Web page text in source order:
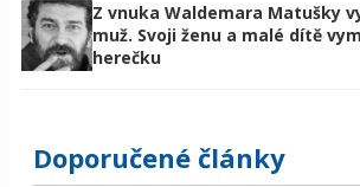
Z vnuka Waldemara Matušky
muž. Svoji ženu a malé dítě
herečku
Doporučené články